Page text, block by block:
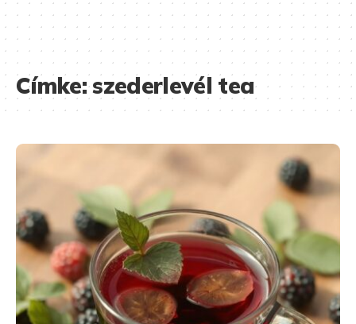
Címke:szederlevél tea